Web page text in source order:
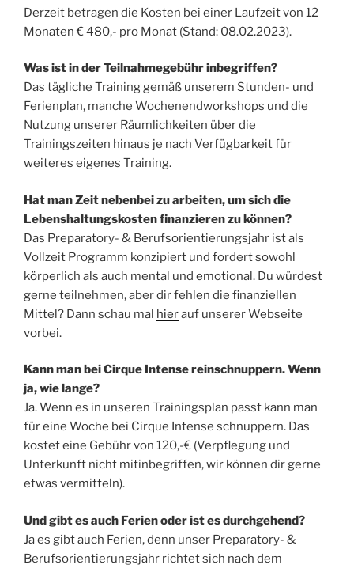
Derzeit betragen die Kosten bei einer Laufzeit von 12
Monaten € 480,- pro Monat (Stand: 08.02.2023).
Was ist in der Teilnahmegebühr inbegriffen?
Das tägliche Training gemäß unserem Stunden- und
Ferienplan, manche Wochenendworkshops und die
Nutzung unserer Räumlichkeiten über die
Trainingszeiten hinaus je nach Verfügbarkeit für
weiteres eigenes Training.
Hat man Zeit nebenbei zu arbeiten, um sich die
Lebenshaltungskosten finanzieren zu können?
Das Preparatory- & Berufsorientierungsjahr ist als
Vollzeit Programm konzipiert und fordert sowohl
körperlich als auch mental und emotional. Du würdest
gerne teilnehmen, aber dir fehlen die finanziellen
Mittel? Dann schau mal hierauf unserer Webseite
vorbei.
Kann man bei Cirque Intense reinschnuppern. Wenn
ja, wie lange?
Ja. Wenn es in unseren Trainingsplan passt kann man
für eine Woche bei Cirque Intense schnuppern. Das
kostet eine Gebühr von 120,-€ (Verpflegung und
Unterkunft nicht mitinbegriffen, wir können dir gerne
etwas vermitteln).
Und gibt es auch Ferien oder ist es durchgehend?
Ja es gibt auch Ferien, denn unser Preparatory- &
Berufsorientierungsjahr richtet sich nach dem